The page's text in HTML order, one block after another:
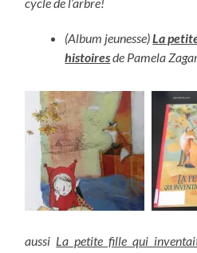
cycle de l’arbre!
(Album jeunesse)La
histoiresde Pamela
aussi La petite fille qui